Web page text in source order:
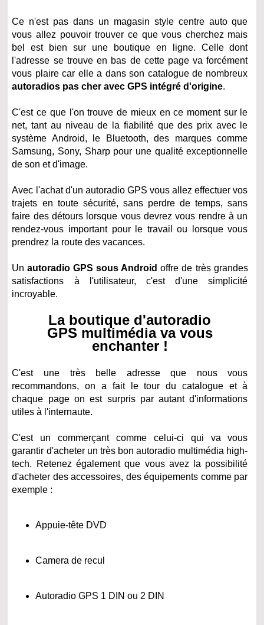
Ce n'est pas dans un magasin style centre auto que
vous allez pouvoir trouver ce que vous cherchez mais
bel est bien sur une boutique en ligne. Celle dont
l'adresse se trouve en bas de cette page va forcément
vous plaire car elle a dans son catalogue de nombreux
autoradios pas cher avec GPS intégré d'origine.
C'est ce que l'on trouve de mieux en ce moment sur le
net, tant au niveau de la fiabilité que des prix avec le
système Android, le Bluetooth, des marques comme
Samsung, Sony, Sharp pour une qualité exceptionnelle
de son et d'image.
Avec l'achat d'un autoradio GPS vous allez effectuer vos
trajets en toute sécurité, sans perdre de temps, sans
faire des détours lorsque vous devrez vous rendre à un
rendez-vous important pour le travail ou lorsque vous
prendrez la route des vacances.
Unautoradio GPS sous Android offre de très grandes
satisfactions à l'utilisateur, c'est d'une simplicité
incroyable.
La boutique d'autoradio
GPS multimédia va vous
enchanter !
C'est une très belle adresse que nous vous
recommandons, on a fait le tour du catalogue et à
chaque page on est surpris par autant d'informations
utiles à l'internaute.
C'est un commerçant comme celui-ci qui va vous
garantir d'acheter un très bon autoradio multimédia high-
tech. Retenez également que vous avez la possibilité
d'acheter des accessoires, des équipements comme par
exemple :
Appuie-tête DVD
Camera de recul
Autoradio GPS 1 DIN ou 2 DIN